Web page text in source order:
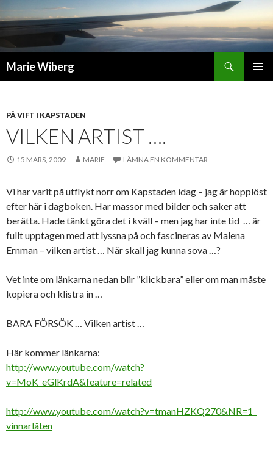
Marie Wiberg
PÅ VIFT I KAPSTADEN
VILKEN ARTIST ….
15 MARS, 2009 MARIE LÄMNA EN KOMMENTAR
Vi har varit på utflykt norr om Kapstaden idag – jag är hopplöst
efter här i dagboken. Har massor med bilder och saker att
berätta. Hade tänkt göra det i kväll – men jag har inte tid … är
fullt upptagen med att lyssna på och fascineras av Malena
Ernman – vilken artist … När skall jag kunna sova …?
Vet inte om länkarna nedan blir ”klickbara” eller om man måste
kopiera och klistra in …
BARA FÖRSÖK … Vilken artist …
Här kommer länkarna:
http://www.youtube.com/watch?
v=MoK_eGlKrdA&feature=related
http://www.youtube.com/watch?v=tmanHZKQ270&NR=1
vinnarlåten